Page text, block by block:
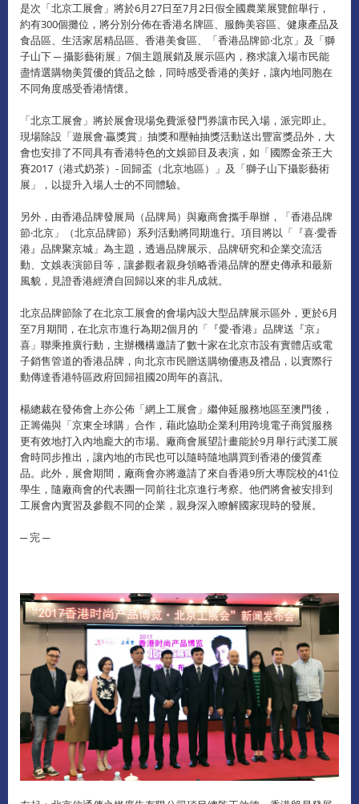
是次「北京工展會」將於6月27日至7月2日假全國農業展覽館舉行，
約有300個攤位，將分別分佈在香港名牌區、服飾美容區、健康產品及
食品區、生活家居精品區、香港美食區、「香港品牌節‧北京」及「獅
子山下 ─ 攝影藝術展」7個主題展銷及展示區內，務求讓入場市民能
盡情選購物美質優的貨品之餘，同時感受香港的美好，讓內地同胞在
不同角度感受香港情懷。
「北京工展會」將於展會現場免費派發門券讓市民入場，派完即止。
現場除設「遊展會‧贏獎賞」抽獎和壓軸抽獎活動送出豐富獎品外，大
會也安排了不同具有香港特色的文娛節目及表演，如「國際金茶王大
賽2017（港式奶茶）- 回歸盃（北京地區）」及「獅子山下攝影藝術
展」，以提升入場人士的不同體驗。
另外，由香港品牌發展局（品牌局）與廠商會攜手舉辦，「香港品牌
節‧北京」（北京品牌節）系列活動將同期進行。項目將以「『喜‧愛香
港』品牌聚京城」為主題，透過品牌展示、品牌研究和企業交流活
動、文娛表演節目等，讓參觀者親身領略香港品牌的歷史傳承和最新
風貌，見證香港經濟自回歸以來的非凡成就。
北京品牌節除了在北京工展會的會場內設大型品牌展示區外，更於6月
至7月期間，在北京市進行為期2個月的「『愛‧香港』品牌送『京』
喜」聯乘推廣行動，主辦機構邀請了數十家在北京市設有實體店或電
子銷售管道的香港品牌，向北京市民贈送購物優惠及禮品，以實際行
動傳達香港特區政府回歸祖國20周年的喜訊。
楊總裁在發佈會上亦公佈「網上工展會」繼伸延服務地區至澳門後，
正籌備與「京東全球購」合作，藉此協助企業利用跨境電子商貿服務
更有效地打入內地龐大的市場。廠商會展望計畫能於9月舉行武漢工展
會時同步推出，讓內地的市民也可以隨時隨地購買到香港的優質產
品。此外，展會期間，廠商會亦將邀請了來自香港9所大專院校的41位
學生，隨廠商會的代表團一同前往北京進行考察。他們將會被安排到
工展會內實習及參觀不同的企業，親身深入瞭解國家現時的發展。
─ 完 ─